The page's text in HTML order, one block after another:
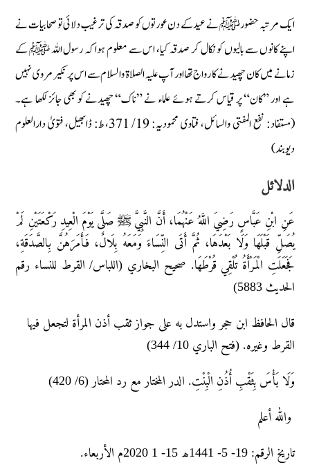
ایک مرتبہ حضور ﷺ نے عید کے دن عورتوں کو صدقہ کی ترغیب دلائی تو صحابیات نے
اپنے کانوں سے بالیوں کو نکال کر صدقہ کیا، اس سے معلوم ہوا کہ رسول اللہ ﷺ کے
زمانے میں کان چھیدنے کا رواج تھا اور آپ علیہ الصلاة والسلام سے اس پر نکیر مروی نہیں
ہے اور ”کان“ پر قیاس کرتے ہوئے علماء نے ”ناک“ چھیدنے کو بھی جائز لکھا ہے۔
(مستفاد: نفع المفتی والسائل، فتاوی محمودیہ: 19/ 371، ط: ڈابھیل، فتویٰ دارالعلوم
دیوبند)
الدلائل
عَنِ ابْنِ عَبَّاسٍ رَضِيَ اللَّهُ عَنْهُمَا، أَنَّ النَّبِيَّ ﷺ صَلَّى يَوْمَ الْعِيدِ رَكْعَتَيْنِ لَمْ
يُصَلِّ قَبْلَهَا وَلَا بَعْدَهَا، ثُمَّ أَتَى النِّسَاءَ وَمَعَهُ بِلَالٌ، فَأَمَرَهُنَّ بِالصَّدَقَةِ،
فَجَعَلَتِ الْمَرْأَةُ تُلْقِي قُرْطَهَا. صحيح البخاري (اللباس/ القرط للنساء رقم
الحديث 5883)
قال الحافظ ابن حجر واستدل به على جواز ثقب أذن المرأة لتجعل فيها
القرط وغيره. (فتح الباري 10/ 344)
وَلَا بَأْسَ بِثَقْبِ أُذُنِ الْبِنْتِ. الدر المختار مع رد المحتار (6/ 420)
والله أعلم
تاريخ الرقم: 19- 5- 1441ھ 15- 1 2020م الأربعاء.